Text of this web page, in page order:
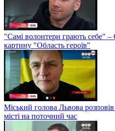
"Самі волонтери грають себе"
картину "Область героїв"
Міський голова Львова
місті на поточний час